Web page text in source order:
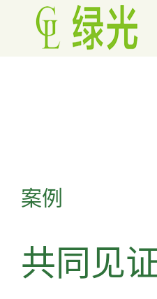
案例
共同见